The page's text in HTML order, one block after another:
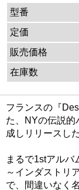
型番
定価
販売価格
在庫数
フランスの『
た、NYの伝説的
成しリリースし
まるで1stアルバ
～インダストリ
で、間違いなく